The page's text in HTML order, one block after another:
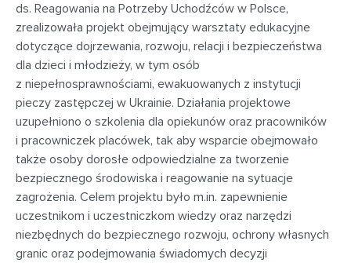
ds. Reagowania na Potrzeby Uchodźców w Polsce,
zrealizowała projekt obejmujący warsztaty edukacyjne
dotyczące dojrzewania, rozwoju, relacji i bezpieczeństwa
dla dzieci i młodzieży, w tym osób
z niepełnosprawnościami, ewakuowanych z instytucji
pieczy zastępczej w Ukrainie. Działania projektowe
uzupełniono o szkolenia dla opiekunów oraz pracowników
i pracowniczek placówek, tak aby wsparcie obejmowało
także osoby dorosłe odpowiedzialne za tworzenie
bezpiecznego środowiska i reagowanie na sytuacje
zagrożenia. Celem projektu było m.in. zapewnienie
uczestnikom i uczestniczkom wiedzy oraz narzędzi
niezbędnych do bezpiecznego rozwoju, ochrony własnych
granic oraz podejmowania świadomych decyzji